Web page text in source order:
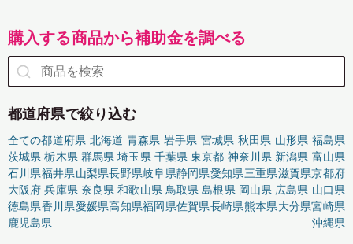
購入する商品から補助金を調べる
都道府県で絞り込む
全ての都道府県 北海道 青森県 岩手県 宮城県 秋田県 山形県 福島県
茨城県 栃木県 群馬県 埼玉県 千葉県 東京都 神奈川県 新潟県 富山県
石川県福井県山梨県長野県岐阜県静岡県愛知県三重県滋賀県京都府
大阪府 兵庫県 奈良県 和歌山県 鳥取県 島根県 岡山県 広島県 山口県
徳島県香川県愛媛県高知県福岡県佐賀県長崎県熊本県大分県宮崎県
鹿児島県
沖縄県